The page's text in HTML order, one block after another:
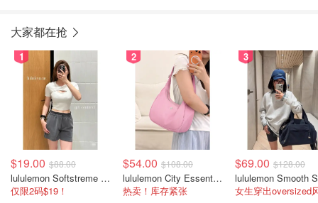
大家都在抢
1
$19.00 $88.00
lululemon Softstreme 女士高腰短裤 10cm
仅限2码$19！
2
$54.00 $108.00
lululemon City Essentials 肩背包 4L
热卖！库存紧张
3
$69.00 $128.00
女生穿出oversized